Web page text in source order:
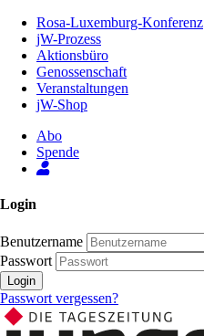
Inhalt
Seite
Rosa-Luxemburg-Konferenz
jW-Prozess
Aktionsbüro
Genossenschaft
Veranstaltungen
jW-Shop
Abo
Spende
Login
Benutzername
Passwort
Login
Passwort vergessen?